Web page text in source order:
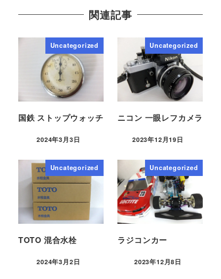
関連記事
Uncategorized
国鉄 ストップウォッチ
2024年3月3日
Uncategorized
ニコン 一眼レフカメラ
2023年12月19日
Uncategorized
TOTO 混合水栓
2024年3月2日
Uncategorized
ラジコンカー
2023年12月8日